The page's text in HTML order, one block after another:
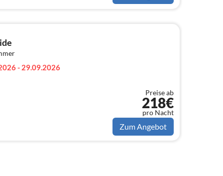
- 29.09.2026
Preise ab
218€
pro Nacht
Zum Angebot